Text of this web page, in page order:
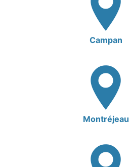
Campan
Montréjeau